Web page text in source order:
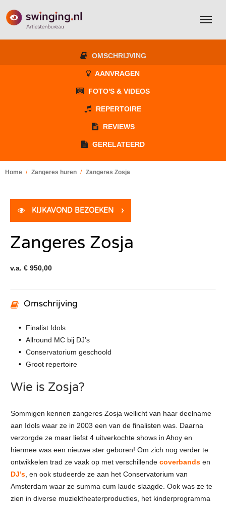
OMSCHRIJVING
AANVRAGEN
FOTO'S & VIDEOS
REPERTOIRE
REVIEWS
GERELATEERD
Home Zangeres huren Zangeres Zosja
KIJKAVOND BEZOEKEN ›
Zangeres Zosja
v.a. € 950,00
Omschrijving
Finalist Idols
Allround MC bij DJ’s
Conservatorium geschoold
Groot repertoire
Wie is Zosja?
Sommigen kennen zangeres Zosja wellicht van haar deelname
aan Idols waar ze in 2003 een van de finalisten was. Daarna
verzorgde ze maar liefst 4 uitverkochte shows in Ahoy en
hiermee was een nieuwe ster geboren! Om zich nog verder te
ontwikkelen trad ze vaak op met verschillende coverbands en
DJ’s , en ook studeerde ze aan het Conservatorium van
Amsterdam waar ze summa cum laude slaagde. Ook was ze te
zien in diverse muziektheaterproducties, het kinderprogramma